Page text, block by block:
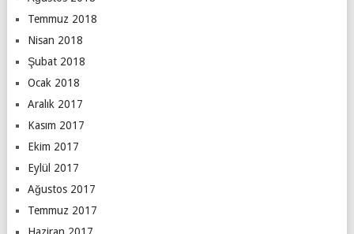
Temmuz 2018
Nisan 2018
Şubat 2018
Ocak 2018
Aralık 2017
Kasım 2017
Ekim 2017
Eylül 2017
Ağustos 2017
Temmuz 2017
Haziran 2017